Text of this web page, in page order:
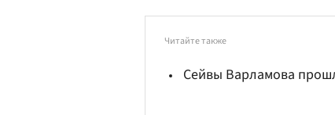
Читайте также
Сейвы Варламова